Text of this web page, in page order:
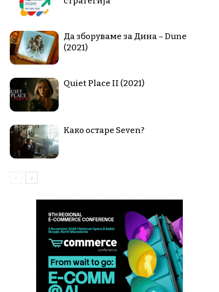
Да зборуваме за Дина – Dune
(2021)
Quiet Place II (2021)
Како остаре Seven?